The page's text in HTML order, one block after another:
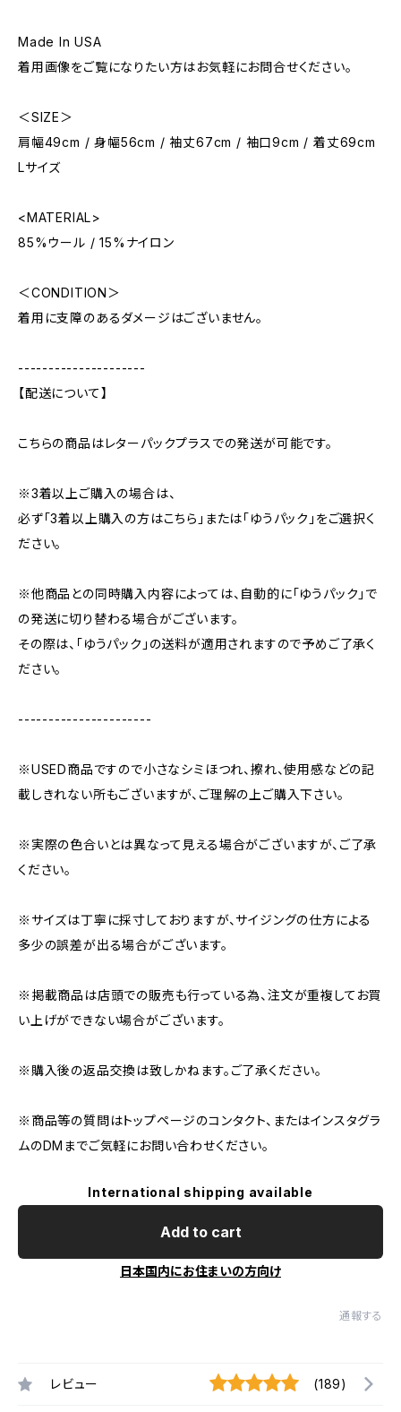
Made In USA
着用画像をご覧になりたい方はお気軽にお問合せください。
＜SIZE＞
肩幅49cm / 身幅56cm / 袖丈67cm / 袖口9cm / 着丈69cm
Lサイズ
<MATERIAL>
85%ウール / 15%ナイロン
＜CONDITION＞
着用に支障のあるダメージはございません。
---------------------
【配送について】
こちらの商品はレターパックプラスでの発送が可能です。
※3着以上ご購入の場合は、
必ず「3着以上購入の方はこちら」または「ゆうパック」をご選択く
ださい。
※他商品との同時購入内容によっては、自動的に「ゆうパック」で
の発送に切り替わる場合がございます。
その際は、「ゆうパック」の送料が適用されますので予めご了承く
ださい。
----------------------
※USED商品ですので小さなシミほつれ、擦れ、使用感などの記
載しきれない所もございますが、ご理解の上ご購入下さい。
※実際の色合いとは異なって見える場合がございますが、ご了承
ください。
※サイズは丁寧に採寸しておりますが、サイジングの仕方による
多少の誤差が出る場合がございます。
※掲載商品は店頭での販売も行っている為、注文が重複してお買
い上げができない場合がございます。
※購入後の返品交換は致しかねます。ご了承ください。
※商品等の質問はトップページのコンタクト、またはインスタグラ
ムのDMまでご気軽にお問い合わせください。
International shipping available
Add to cart
日本国内にお住まいの方向け
通報する
レビュー (189)